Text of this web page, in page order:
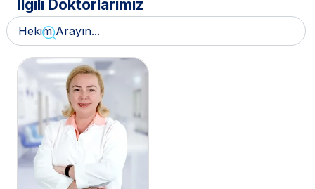
İlgili Doktorlarımız